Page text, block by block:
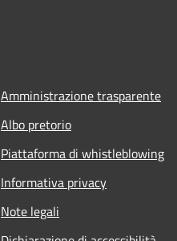
Amministrazione trasparente
Albo pretorio
Piattaforma di whistleblowing
Informativa privacy
Note legali